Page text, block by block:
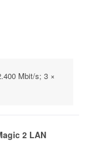
Mbit/s; 3 ×
2 LAN